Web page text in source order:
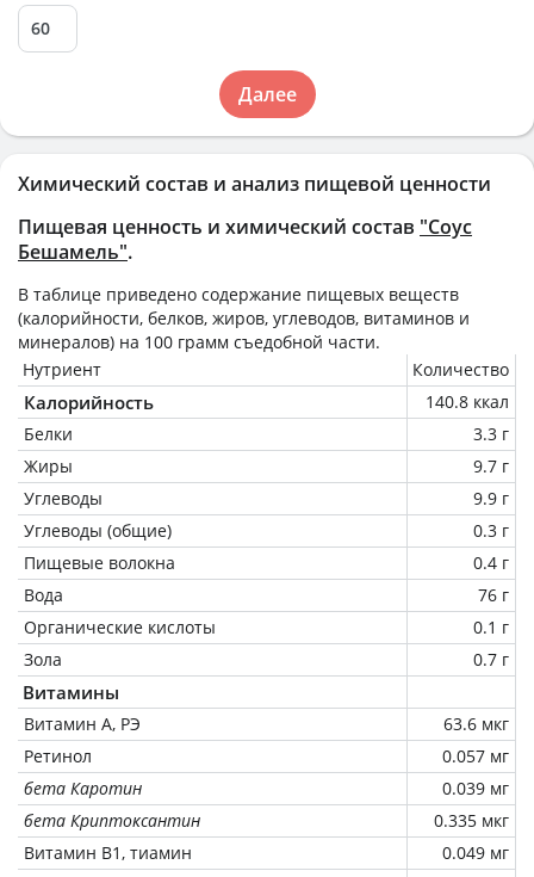
Химический состав и анализ пищевой ценности
Пищевая ценность и химический состав "Соус
Бешамель".
В таблице приведено содержание пищевых веществ
(калорийности, белков, жиров, углеводов, витаминов и
минералов) на 100 грамм съедобной части.
Нутриент
Количество
Калорийность
140.8 ккал
Белки
3.3 г
Жиры
9.7 г
Углеводы
9.9 г
Углеводы (общие)
0.3 г
Пищевые волокна
0.4 г
Вода
76 г
Органические кислоты
0.1 г
Зола
0.7 г
Витамины
Витамин А, РЭ
63.6 мкг
Ретинол
0.057 мг
бета Каротин
0.039 мг
бета Криптоксантин
0.335 мкг
Витамин В1, тиамин
0.049 мг
Далее